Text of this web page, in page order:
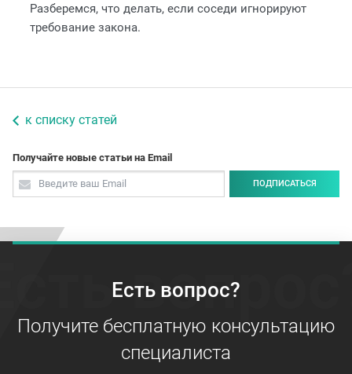
Разберемся, что делать, если соседи игнорируют
требование закона.
к списку статей
Получайте новые статьи на Email
ПОДПИСАТЬСЯ
Есть вопрос?
Получите бесплатную консультацию
специалиста